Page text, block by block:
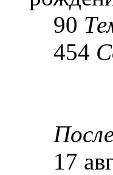
90
454
17